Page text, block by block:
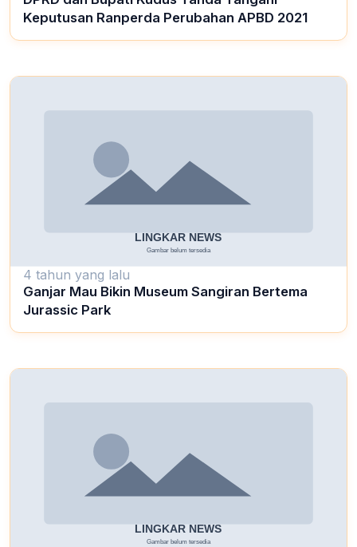
Keputusan Ranperda Perubahan APBD 2021
4 tahun yang lalu
Ganjar Mau Bikin Museum Sangiran Bertema
Jurassic Park